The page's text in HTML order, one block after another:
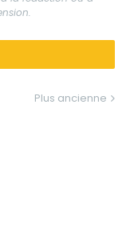
Plus ancienne